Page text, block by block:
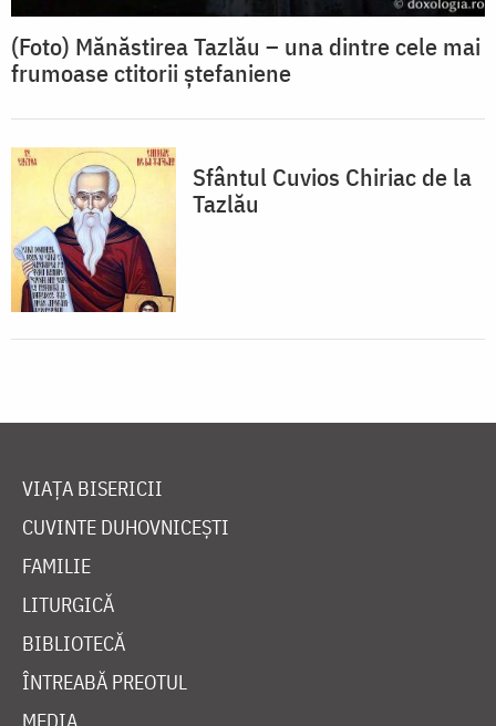
(Foto) Mănăstirea Tazlău – una dintre cele mai
frumoase ctitorii ștefaniene
Sfântul Cuvios Chiriac de la
Tazlău
VIAȚA BISERICII
CUVINTE DUHOVNICEȘTI
FAMILIE
LITURGICĂ
BIBLIOTECĂ
ÎNTREABĂ PREOTUL